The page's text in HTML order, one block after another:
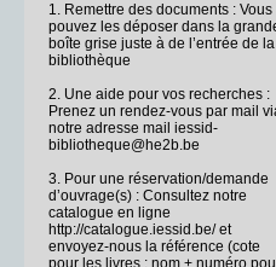
1. Remettre des documents : Vous
pouvez les déposer dans la
boîte grise juste à de l’entrée de la
bibliothèque
2. Une aide pour vos recherches :
Prenez un rendez-vous par mail
notre adresse mail iessid-
bibliotheque@he2b.be
3. Pour une réservation/demande
d’ouvrage(s) : Consultez notre
catalogue en ligne
http://catalogue.iessid.be/ et
envoyez-nous la référence (cote
pour les livres ; nom + numéro